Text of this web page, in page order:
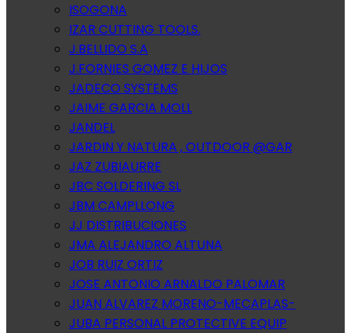
ISOGONA
IZAR CUTTING TOOLS.
J.BELLIDO S.A
J.FORNIES GOMEZ E HIJOS
JADECO SYSTEMS
JAIME GARCIA MOLL
JANDEL
JARDIN Y NATURA , OUTDOOR @GAR
JAZ ZUBIAURRE
JBC SOLDERING SL
JBM CAMPLLONG
JJ DISTRIBUCIONES
JMA ALEJANDRO ALTUNA
JOB RUIZ ORTIZ
JOSE ANTONIO ARNALDO PALOMAR
JUAN ALVAREZ MORENO-MECAPLAS-
JUBA PERSONAL PROTECTIVE EQUIP